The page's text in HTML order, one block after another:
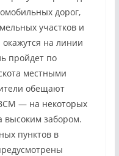
дорог,
участков и
на линии
пройдет по
местными
обещают
— на некоторых
высоким забором.
пунктов в